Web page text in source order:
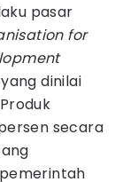
pasar
for
dinilai
secara